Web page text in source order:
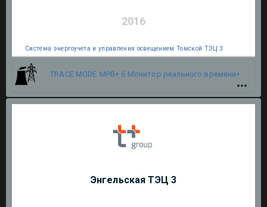
2016
Система энергоучета и управления освещением Томской ТЭЦ 3
TRACE MODE МРВ+ 6.Монитор реального времени+
Энгельская ТЭЦ 3